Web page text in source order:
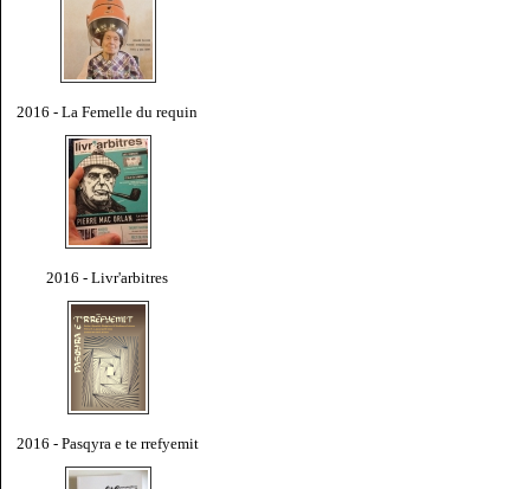
2016 - La Femelle du requin
2016 - Livr'arbitres
2016 - Pasqyra e te rrefyemit